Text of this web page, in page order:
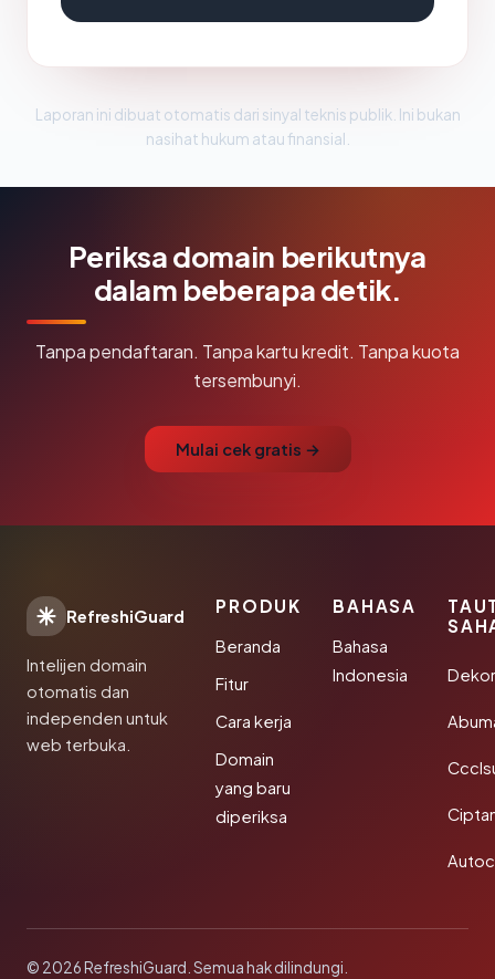
Laporan ini dibuat otomatis dari sinyal teknis publik. Ini bukan
nasihat hukum atau finansial.
Periksa domain berikutnya
dalam beberapa detik.
Tanpa pendaftaran. Tanpa kartu kredit. Tanpa kuota
tersembunyi.
Mulai cek gratis →
RefreshiGuard
Intelijen domain
otomatis dan
independen untuk
web terbuka.
PRODUK
Beranda
Fitur
Cara kerja
Domain
yang baru
diperiksa
BAHASA
Bahasa
Indonesia
© 2026 RefreshiGuard. Semua hak dilindungi.